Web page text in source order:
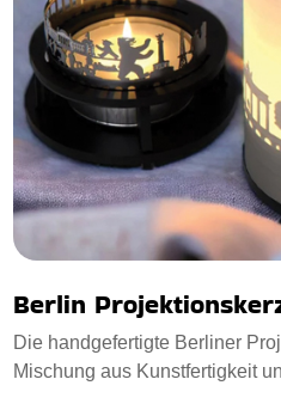
Berlin
Die handgefertigte Berliner
Mischung aus Kunstfertigkeit